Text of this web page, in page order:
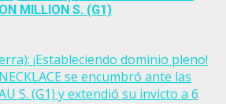
MILLION S. (G1)
¡Estableciendo dominio pleno!
se encumbró ante las
S. (G1) y extendió su invicto a 6